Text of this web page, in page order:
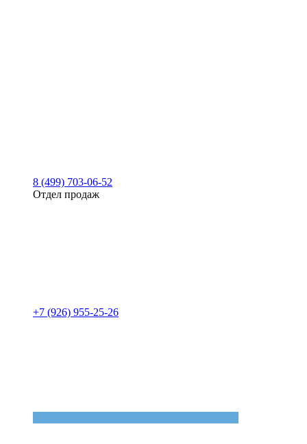
8 (499) 703-06-52
Отдел продаж
+7 (926) 955-25-26